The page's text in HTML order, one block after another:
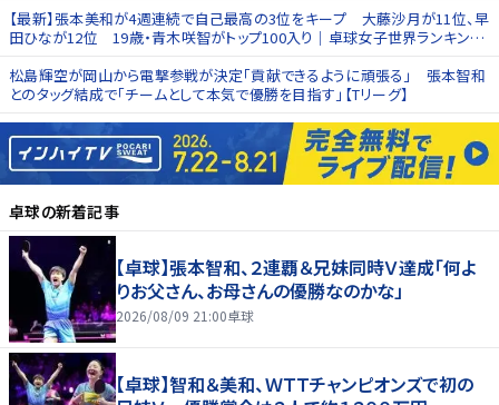
【最新】張本美和が4週連続で自己最高の3位をキープ 大藤沙月が11位、早
田ひなが12位 19歳・青木咲智がトップ100入り｜卓球女子世界ランキング
松島輝空が岡山から電撃参戦が決定「貢献できるように頑張る」 張本智和
とのタッグ結成で「チームとして本気で優勝を目指す」【Tリーグ】
卓球の新着記事
【卓球】張本智和、２連覇＆兄妹同時Ｖ達成「何よ
りお父さん、お母さんの優勝なのかな」
2026/08/09 21:00卓球
【卓球】智和＆美和、ＷＴＴチャンピオンズで初の